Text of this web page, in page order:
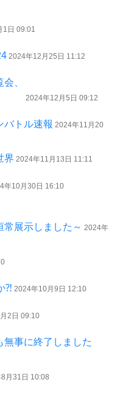
1日 09:01
2024年12月25日 11:12
、
2024年12月5日 09:12
トル速報 2024年11月20
界 2024年11月13日 11:11
年10月30日 16:10
常展示しました～ 2024年
⁈ 2024年10月9日 12:10
2日 09:10
事に終了しました
月31日 10:08